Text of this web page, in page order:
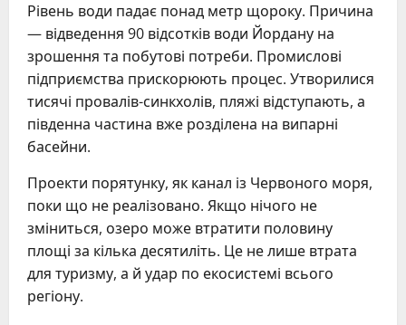
Рівень води падає понад метр щороку. Причина
— відведення 90 відсотків води Йордану на
зрошення та побутові потреби. Промислові
підприємства прискорюють процес. Утворилися
тисячі провалів-синкхолів, пляжі відступають, а
південна частина вже розділена на випарні
басейни.
Проекти порятунку, як канал із Червоного моря,
поки що не реалізовано. Якщо нічого не
зміниться, озеро може втратити половину
площі за кілька десятиліть. Це не лише втрата
для туризму, а й удар по екосистемі всього
регіону.